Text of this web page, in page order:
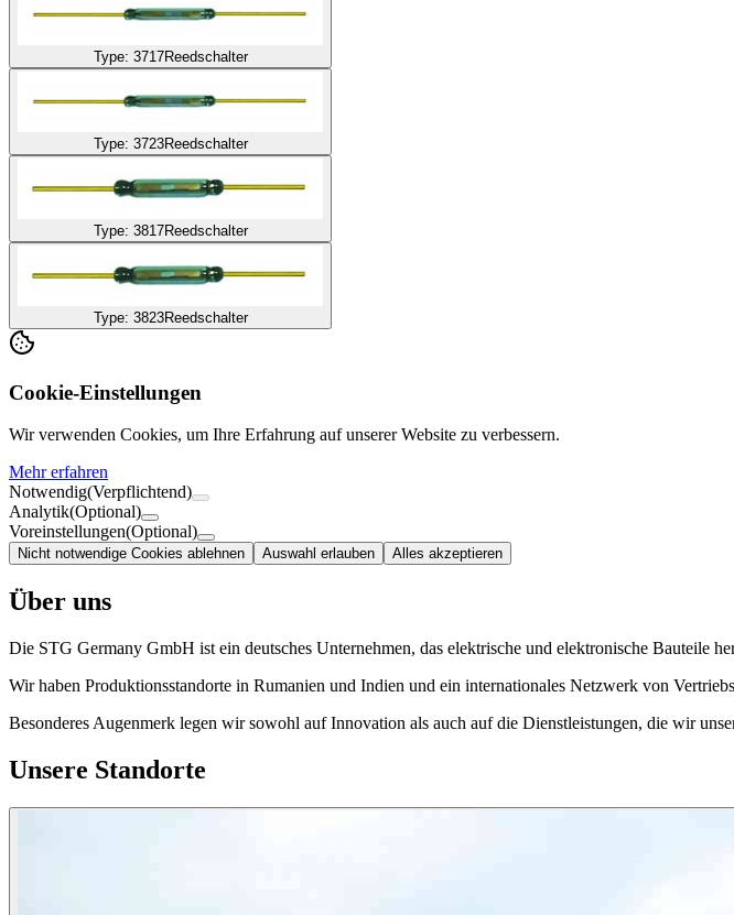
Type: 3717Reedschalter
Type: 3723Reedschalter
Type: 3817Reedschalter
Type: 3823Reedschalter
Cookie-Einstellungen
Wir verwenden Cookies, um Ihre Erfahrung auf unserer Website zu verbessern.
Mehr erfahren
Notwendig(Verpflichtend)
Analytik(Optional)
Voreinstellungen(Optional)
Nicht notwendige Cookies ablehnen Auswahl erlauben Alles akzeptieren
Über uns
Die STG Germany GmbH ist ein deutsches Unternehmen, das elektrische und elektronische Bauteile
Wir haben Produktionsstandorte in Rumanien und Indien und ein internationales Netzwerk von
Besonderes Augenmerk legen wir sowohl auf Innovation als auch auf die Dienstleistungen, die wir
Unsere Standorte